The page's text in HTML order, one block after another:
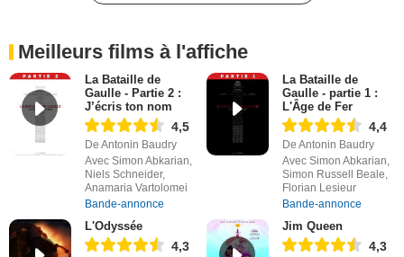
Meilleurs films à l'affiche
La Bataille de
Gaulle - Partie 2 :
J’écris ton nom
4,5
De Antonin Baudry
Avec Simon Abkarian,
Niels Schneider,
Anamaria Vartolomei
Bande-annonce
La Bataille de
Gaulle - partie 1 :
L'Âge de Fer
4,4
De Antonin Baudry
Avec Simon Abkarian,
Simon Russell Beale,
Florian Lesieur
Bande-annonce
L'Odyssée
4,3
Jim Queen
4,3